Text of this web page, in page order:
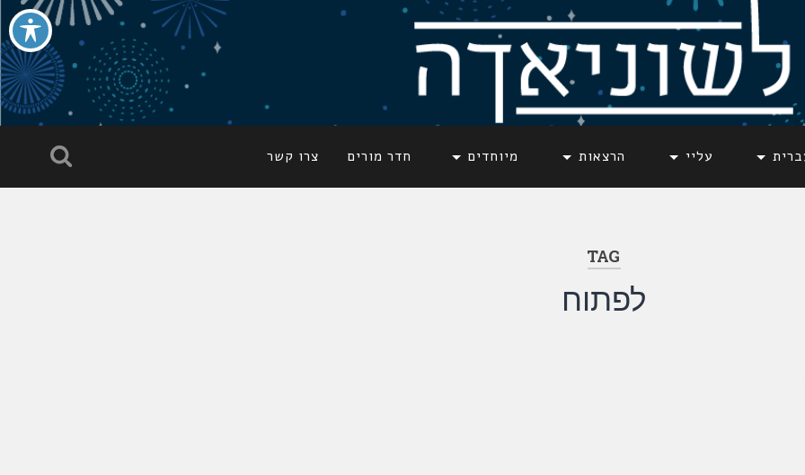
עליי הרצאות מיוחדים חדר מורים צרו קשר
TAG
לפתוח